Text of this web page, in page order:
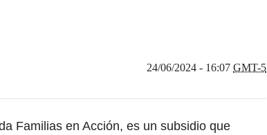
24/06/2024 - 16:07 GMT-5
Familias en Acción, es un subsidio que